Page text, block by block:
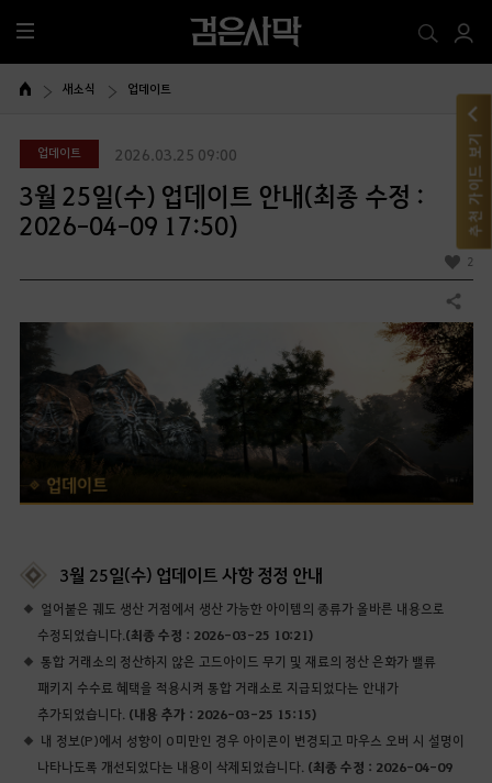
전
체
메
새소식 업데이트
업데이트 2026.03.25 09:00
3월 25일(수) 업데이트 안내(최종 수정 :
2026-04-09 17:50)
2
공유하기
3월 25일(수) 업데이트 사항 정정 안내
얼어붙은 궤도 생산 거점에서 생산 가능한 아이템의 종류가 올바른 내용으로
수정되었습니다. (최종 수정 : 2026-03-25 10:21)
통합 거래소의 정산하지 않은 고드아이드 무기 및 재료의 정산 은화가 밸류
패키지 수수료 혜택을 적용시켜 통합 거래소로 지급되었다는 안내가
추가되었습니다. (내용 추가 : 2026-03-25 15:15)
내 정보(P)에서 성향이 0 미만인 경우 아이콘이 변경되고 마우스 오버 시 설명이
나타나도록 개선되었다는 내용이 삭제되었습니다. (최종 수정 : 2026-04-09
추천 가이드 보기